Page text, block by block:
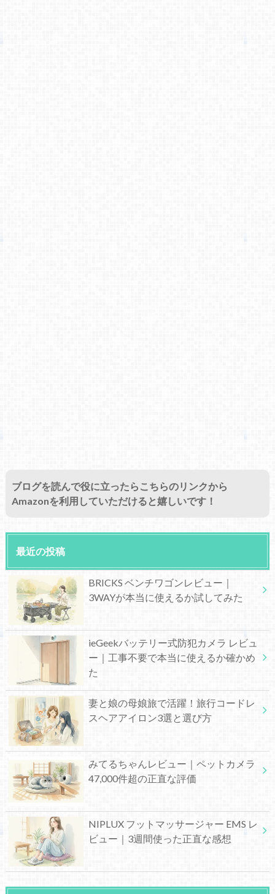
ブログを読んで役に立ったらこちらのリンクから
Amazonを利用していただけると嬉しいです！
最近の投稿
BRICKS ベンチワゴンレビュー｜
3WAYが本当に使えるか試してみた
ieGeekバッテリー式防犯カメラ レビュ
ー｜工事不要で本当に使えるか確かめ
た
妻と娘の母娘旅で活躍！旅行コードレ
スヘアアイロン3選と選び方
みてるちゃんレビュー｜ペットカメラ
47,000件超の正直な評価
NIPLUX フットマッサージャー EMS レ
ビュー｜3週間使った正直な感想